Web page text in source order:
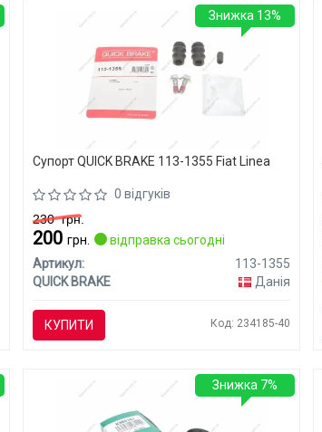
Супорт QUICK BRAKE 113-1355 Fiat Linea
0 відгуків
230грн.
200грн.
відправка сьогодні
Артикул:
113-1355
QUICK BRAKE
Данія
КУПИТИ Код: 234185-40
Знижка 13%
Знижка 7%